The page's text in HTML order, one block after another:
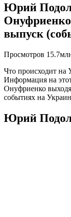
Юрий
выпуск
Просмотров
Что происходит на
Информация на
Онуфриенко
событиях на
Юрий